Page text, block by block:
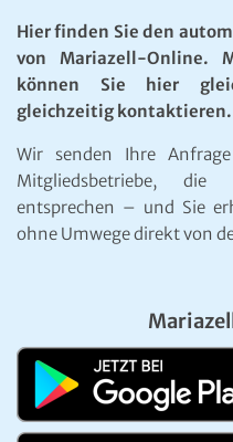
Hier finden Sie den
von Mariazell-Online.
können Sie hier
gleichzeitig kontaktieren.
Wir senden Ihre
Mitgliedsbetriebe,
entsprechen – und Sie
ohne Umwege direkt von